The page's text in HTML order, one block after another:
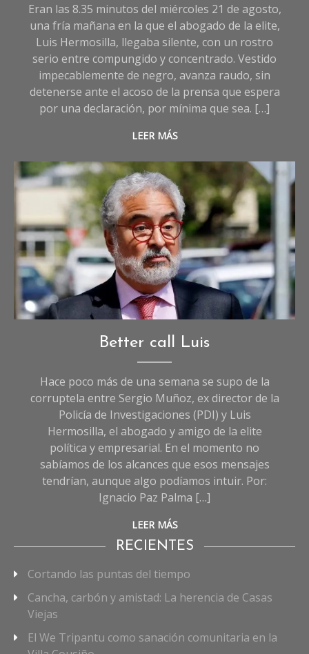
Eran las 8.35 minutos del miércoles 21 de agosto,
una fría mañana en la que el abogado de la elite,
Luis Hermosilla, llegaba silente, con un rostro
serio entre compungido y concentrado. Vestido
impecablemente de negro, avanza raudo, sin
detenerse ante el acoso de la prensa que espera
por una declaración, por mínima que sea. […]
LEER MÁS
Opinión
Better call Luis
Hace poco más de una semana se supo de la
corruptela entre Sergio Muñoz, ex director de la
Policía de Investigaciones (PDI) y Luis
Hermosilla, el abogado y amigo de la elite
política y empresarial. En el momento no
sabíamos de los alcances que esos mensajes
tendrían, aunque algo podíamos intuir. Por:
Ignacio Paz Palma […]
LEER MÁS
RECIENTES
Cortando las puntas del tiempo
Cancha, carbón y amistad: La herencia de Casas
Viejas
El We Tripantu como sanación comunitaria en la